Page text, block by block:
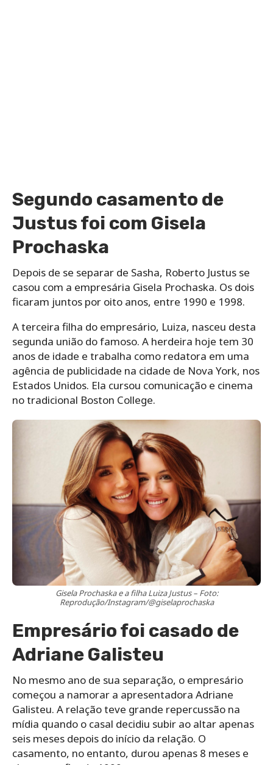
Segundo casamento de
Justus foi com Gisela
Prochaska
Depois de se separar de Sasha, Roberto Justus se
casou com a empresária Gisela Prochaska. Os dois
ficaram juntos por oito anos, entre 1990 e 1998.
A terceira filha do empresário, Luiza, nasceu desta
segunda união do famoso. A herdeira hoje tem 30
anos de idade e trabalha como redatora em uma
agência de publicidade na cidade de Nova York, nos
Estados Unidos. Ela cursou comunicação e cinema
no tradicional Boston College.
Gisela Prochaska e a filha Luiza Justus – Foto:
Reprodução/Instagram/@giselaprochaska
Empresário foi casado de
Adriane Galisteu
No mesmo ano de sua separação, o empresário
começou a namorar a apresentadora Adriane
Galisteu. A relação teve grande repercussão na
mídia quando o casal decidiu subir ao altar apenas
seis meses depois do início da relação. O
casamento, no entanto, durou apenas 8 meses e